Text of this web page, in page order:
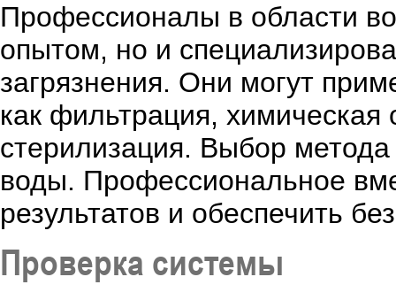
Профессионалы в области
опытом, но и
загрязнения. Они могут
как фильтрация,
стерилизация. Выбор метода
воды. Профессиональное
результатов и обеспечить
Проверка системы